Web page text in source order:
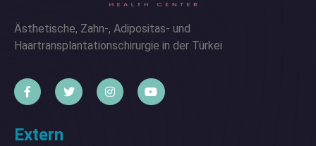
Ästhetische, Zahn-, Adipositas- und
Haartransplantationschirurgie in der Türkei
Extern